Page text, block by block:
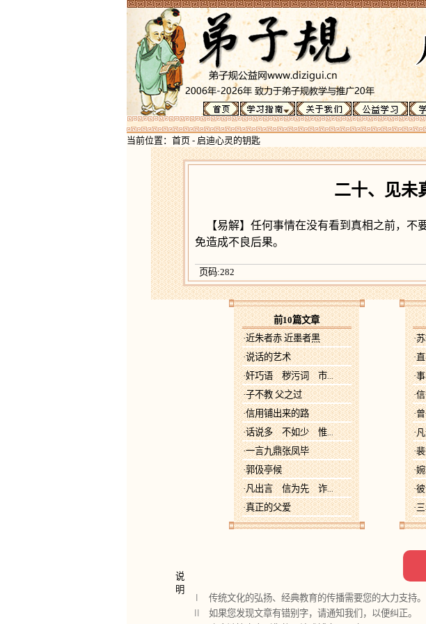
当前位置： 首页 - 启迪心灵的钥匙
二十、见
【易解】任何事情在没有看到真相之前，
免造成不良后果。
页码:282
前10篇文章
·近朱者赤 近墨者黑
·说话的艺术
·奸巧语 秽污词 市...
·子不教 父之过
·信用铺出来的路
·话说多 不如少 惟...
·一言九鼎张凤毕
·郭伋亭候
·凡出言 信为先 诈...
·真正的父爱
·
·
·
·
·
·
·
·
·
·
说
明
传统文化的弘扬、经典教育的传播需要您的大力支持。
如果您发现文章有错别字，请通知我们，以便纠正。